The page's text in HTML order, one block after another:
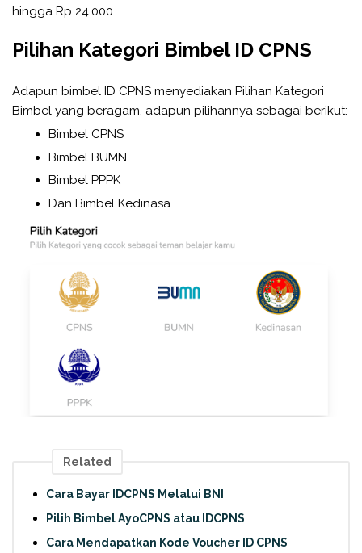
hingga Rp 24.000
Pilihan Kategori Bimbel ID CPNS
Adapun bimbel ID CPNS menyediakan Pilihan Kategori
Bimbel yang beragam, adapun pilihannya sebagai berikut:
Bimbel CPNS
Bimbel BUMN
Bimbel PPPK
Dan Bimbel Kedinasa.
Related
Cara Bayar IDCPNS Melalui BNI
Pilih Bimbel AyoCPNS atau IDCPNS
Cara Mendapatkan Kode Voucher ID CPNS